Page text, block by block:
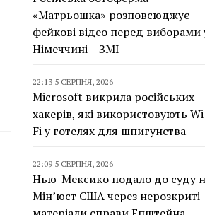
«Матрьошка» розповсюджує
фейкові відео перед виборами
Німеччині – ЗМІ
22:13 5 СЕРПНЯ, 2026
Microsoft викрила російських
хакерів, які використовують
Fi у готелях для шпигунства
22:09 5 СЕРПНЯ, 2026
Нью-Мексико подало до суду
Мін’юст США через нерозкриті